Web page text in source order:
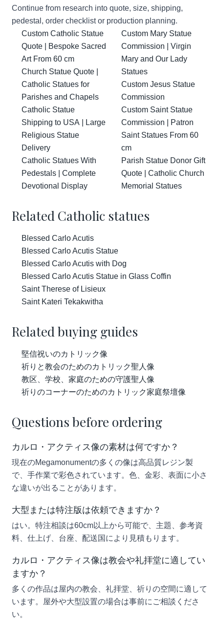
Continue from research into quote, size, shipping,
pedestal, order checklist or production planning.
Custom Catholic Statue
Quote | Bespoke Sacred
Art From 60 cm
Church Statue Quote |
Catholic Statues for
Parishes and Chapels
Catholic Statue
Shipping to USA | Large
Religious Statue
Delivery
Catholic Statues With
Pedestals | Complete
Devotional Display
Custom Mary Statue
Commission | Virgin
Mary and Our Lady
Statues
Custom Jesus Statue
Commission
Custom Saint Statue
Commission | Patron
Saint Statues From 60
cm
Parish Statue Donor Gift
Quote | Catholic Church
Memorial Statues
Related Catholic statues
Blessed Carlo Acutis
Blessed Carlo Acutis Statue
Blessed Carlo Acutis with Dog
Blessed Carlo Acutis Statue in Glass Coffin
Saint Therese of Lisieux
Saint Kateri Tekakwitha
Related buying guides
堅信祝いのカトリック像
祈りと教会のためのカトリック聖人像
教区、学校、家庭のための守護聖人像
祈りのコーナーのためのカトリック家庭祭壇像
Questions before ordering
カルロ・アクティス像の素材は何ですか？
現在のMegamonumentの多くの像は高品質レジン製
で、手作業で彩色されています。色、金彩、表面に小さ
な違いが出ることがあります。
大型または特注版は依頼できますか？
はい。特注相談は60cm以上から可能で、主題、参考資
料、仕上げ、台座、配送国により見積もります。
カルロ・アクティス像は教会や礼拝堂に適してい
ますか？
多くの作品は屋内の教会、礼拝堂、祈りの空間に適して
います。屋外や大型設置の場合は事前にご相談くださ
い。